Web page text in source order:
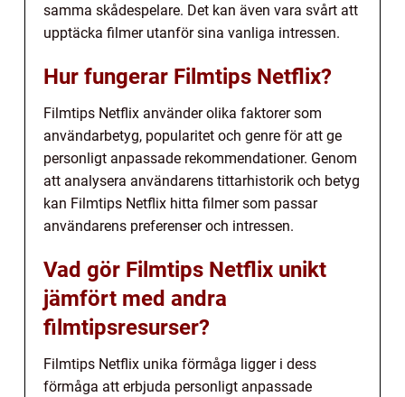
samma skådespelare. Det kan även vara svårt att
upptäcka filmer utanför sina vanliga intressen.
Hur fungerar Filmtips Netflix?
Filmtips Netflix använder olika faktorer som
användarbetyg, popularitet och genre för att ge
personligt anpassade rekommendationer. Genom
att analysera användarens tittarhistorik och betyg
kan Filmtips Netflix hitta filmer som passar
användarens preferenser och intressen.
Vad gör Filmtips Netflix unikt
jämfört med andra
filmtipsresurser?
Filmtips Netflix unika förmåga ligger i dess
förmåga att erbjuda personligt anpassade